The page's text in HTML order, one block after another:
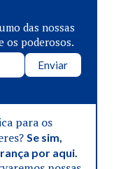
das nossas
os poderosos.
Enviar
para os
Se sim,
por aqui.